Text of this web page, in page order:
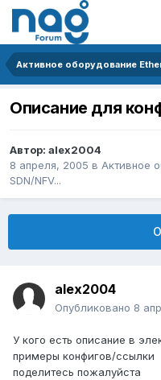
Описание для
Автор: alex2004
8 апреля, 2005 в Активное
SDN/NFV...
alex2004
Опубликовано 8
У кого есть описание в
примеры конфигов/ссылки
поделитесь пожалуйста